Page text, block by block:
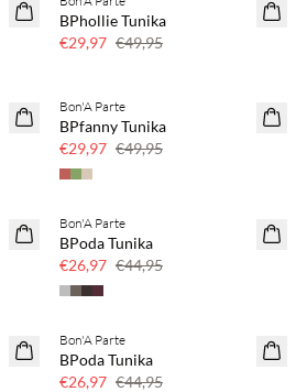
40 % Rabatt
BPhollie Tunika
€29,97 €49,95
40 % Rabatt
Bon'A Parte
BPfanny Tunika
€29,97 €49,95
40 % Rabatt
Bon'A Parte
BPoda Tunika
€26,97 €44,95
40 % Rabatt
Bon'A Parte
BPoda Tunika
€26,97 €44,95